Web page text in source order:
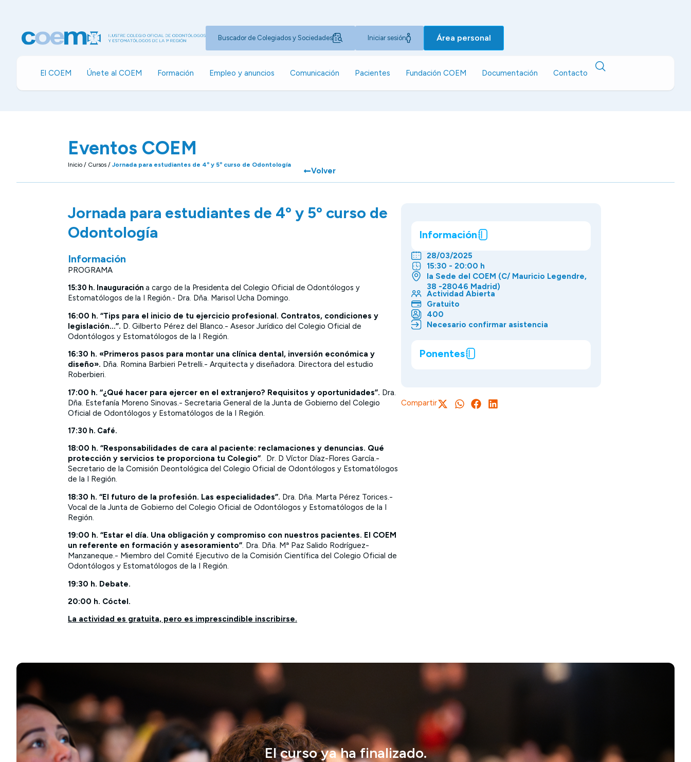
Buscador de Colegiados y Sociedades Iniciar sesión Área personal
El COEM Únete al COEM Formación Empleo y anuncios Comunicación Pacientes Fundación COEM Documentación Contacto
Eventos COEM
Inicio / Cursos / Jornada para estudiantes de 4º y 5º curso de Odontología
Volver
Jornada para estudiantes de 4º y 5º curso de
Odontología
Información
PROGRAMA
15:30 h. Inauguración a cargo de la Presidenta del Colegio Oficial de Odontólogos y
Estomatólogos de la I Región.- Dra. Dña. Marisol Ucha Domingo.
16:00 h. “Tips para el inicio de tu ejercicio profesional. Contratos, condiciones y
legislación…”. D. Gilberto Pérez del Blanco.- Asesor Jurídico del Colegio Oficial de
Odontólogos y Estomatólogos de la I Región.
16:30 h. «Primeros pasos para montar una clínica dental, inversión económica y
diseño». Dña. Romina Barbieri Petrelli.- Arquitecta y diseñadora. Directora del estudio
Roberbieri.
17:00 h. “¿Qué hacer para ejercer en el extranjero? Requisitos y oportunidades”. Dra.
Dña. Estefanía Moreno Sinovas.- Secretaria General de la Junta de Gobierno del Colegio
Oficial de Odontólogos y Estomatólogos de la I Región.
17:30 h. Café.
18:00 h. “Responsabilidades de cara al paciente: reclamaciones y denuncias. Qué
protección y servicios te proporciona tu Colegio”. Dr. D Víctor Díaz-Flores García.-
Secretario de la Comisión Deontológica del Colegio Oficial de Odontólogos y Estomatólogos
de la I Región.
18:30 h. “El futuro de la profesión. Las especialidades”. Dra. Dña. Marta Pérez Torices.-
Vocal de la Junta de Gobierno del Colegio Oficial de Odontólogos y Estomatólogos de la I
Región.
19:00 h. “Estar el día. Una obligación y compromiso con nuestros pacientes. El COEM
un referente en formación y asesoramiento”. Dra. Dña. Mª Paz Salido Rodríguez-
Manzaneque.- Miembro del Comité Ejecutivo de la Comisión Científica del Colegio Oficial de
Odontólogos y Estomatólogos de la I Región.
19:30 h. Debate.
20:00 h. Cóctel.
La actividad es gratuita, pero es imprescindible inscribirse.
Información
28/03/2025
15:30 - 20:00 h
la Sede del COEM (C/ Mauricio Legendre,
38 -28046 Madrid)
Actividad Abierta
Gratuito
400
Necesario confirmar asistencia
Ponentes
Compartir
El curso ya ha finalizado.